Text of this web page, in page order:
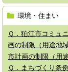
環境・住まい
Ｑ．狛江市コミュ
画の制限（用途地
市計画の制限（用
Ｑ．まちづくり条